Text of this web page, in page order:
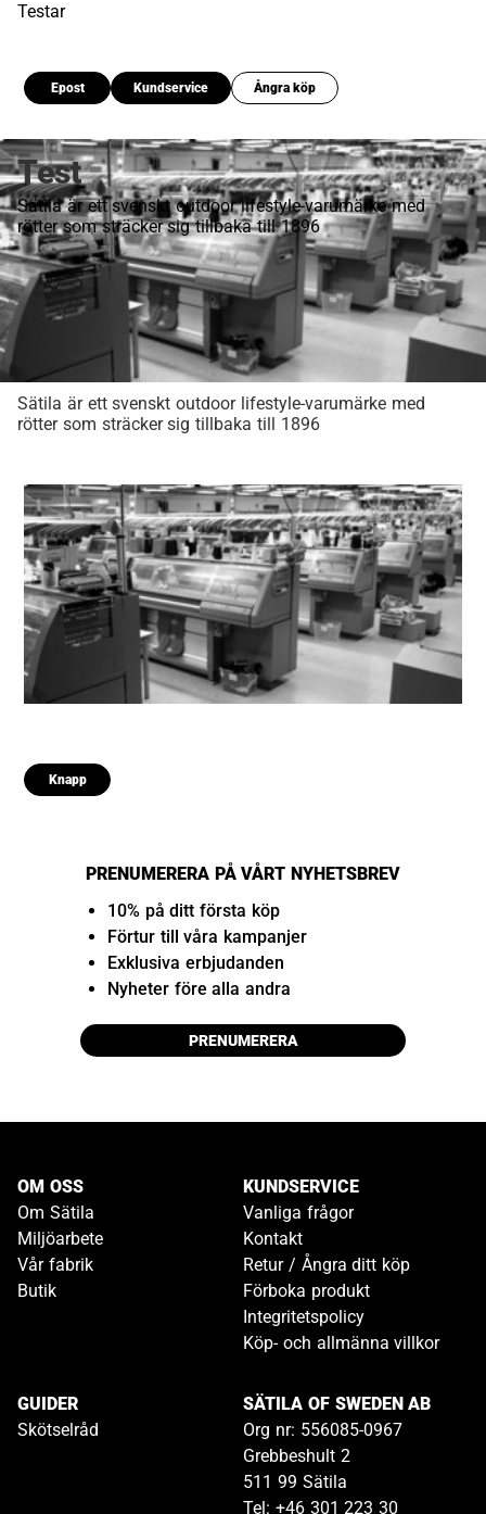
Testar
Epost Kundservice Ångra köp
Test
Sätila är ett svenskt outdoor lifestyle-varumärke med
rötter som sträcker sig tillbaka till 1896
Sätila är ett svenskt outdoor lifestyle-varumärke med
rötter som sträcker sig tillbaka till 1896
Knapp
PRENUMERERA PÅ VÅRT NYHETSBREV
10% på ditt första köp
Förtur till våra kampanjer
Exklusiva erbjudanden
Nyheter före alla andra
PRENUMERERA
OM OSS
Om Sätila
Miljöarbete
Vår fabrik
Butik
KUNDSERVICE
Vanliga frågor
Kontakt
Retur / Ångra ditt köp
Förboka produkt
Integritetspolicy
Köp- och allmänna villkor
GUIDER
Skötselråd
SÄTILA OF SWEDEN AB
Org nr: 556085-0967
Grebbeshult 2
511 99 Sätila
Tel: +46 301 223 30